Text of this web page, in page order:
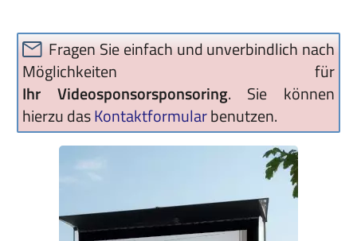
Fragen Sie einfach und unverbindlich nach
Möglichkeiten für
Ihr Videosponsorsponsoring. Sie können
hierzu dasKontaktformularbenutzen.